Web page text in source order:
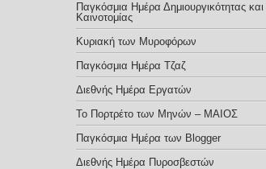
Παγκόσμια Ημέρα Δημιουργικότητας και
Καινοτομίας
Κυριακή των Μυροφόρων
Παγκόσμια Ημέρα Τζαζ
Διεθνής Ημέρα Εργατών
Το Πορτρέτο των Μηνών – ΜΑΙΟΣ
Παγκόσμια Ημέρα των Blogger
Διεθνής Ημέρα Πυροσβεστών